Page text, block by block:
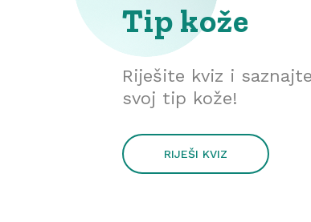
Tip kože
Riješite kviz i saznajte
svoj tip kože!
RIJEŠI KVIZ